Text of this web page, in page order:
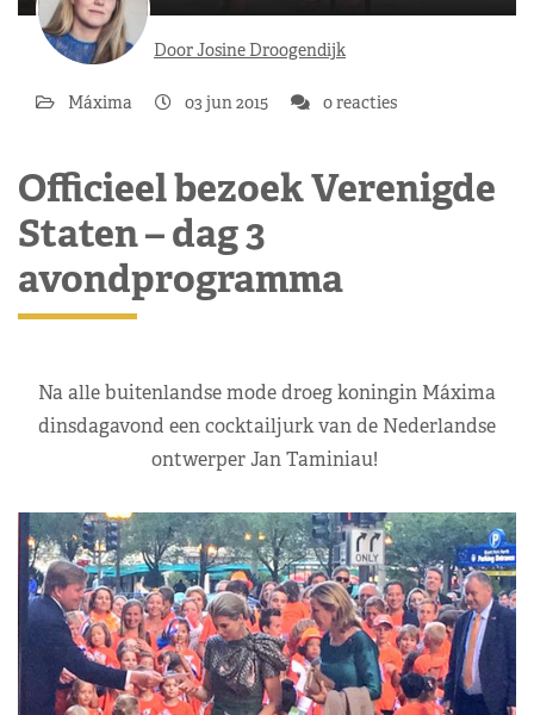
Door Josine Droogendijk
Máxima 03 jun 2015 0 reacties
Officieel bezoek Verenigde
Staten – dag 3
avondprogramma
Na alle buitenlandse mode droeg koningin Máxima
dinsdagavond een cocktailjurk van de Nederlandse
ontwerper Jan Taminiau!